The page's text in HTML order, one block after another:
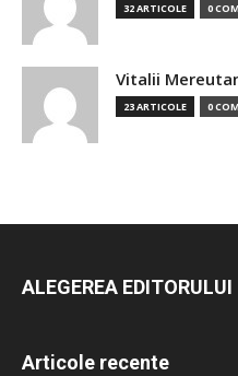
32 ARTICOLE 0
Vitalii
23 ARTICOLE 0
ALEGEREA EDITORULUI
Articole recente